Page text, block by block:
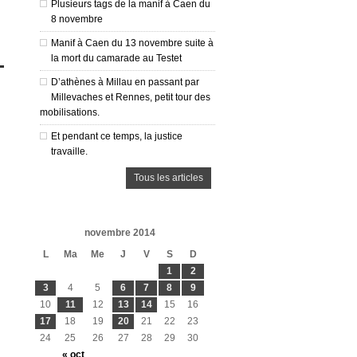
Plusieurs tags de la manif à Caen du
8 novembre
Manif à Caen du 13 novembre suite à
la mort du camarade au Testet
D’athènes à Millau en passant par
Millevaches et Rennes, petit tour des
mobilisations.
Et pendant ce temps, la justice
travaille.
Tous les articles
novembre 2014
L
Ma Me J V S D
« oct
1
2
3
4 5 6 7 8
9
10
11 12 13 14 15
16
17
18 19 20 21 22
23
24
25 26 27 28 29 30